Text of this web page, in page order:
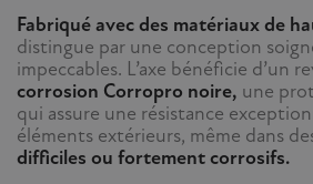
Fabriqué avec des matériaux de
distingue par une conception
impeccables. L’axe bénéficie d’un
corrosion Corropro noire, une
qui assure une résistance
éléments extérieurs, même dans
difficiles ou fortement corrosifs.